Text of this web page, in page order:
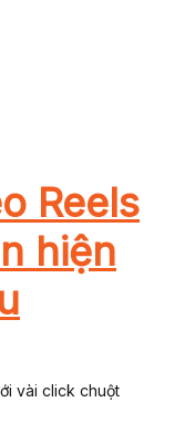
vài click chuột
Reels
hiện